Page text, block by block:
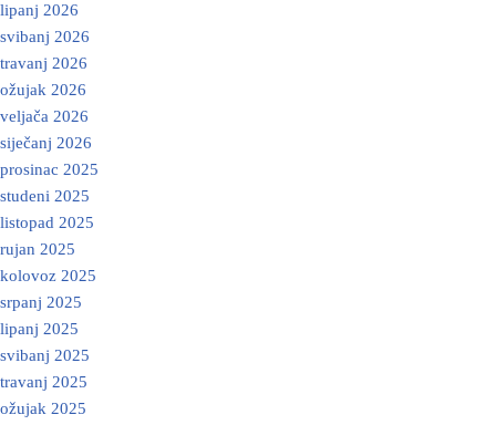
lipanj 2026
svibanj 2026
travanj 2026
ožujak 2026
veljača 2026
siječanj 2026
prosinac 2025
studeni 2025
listopad 2025
rujan 2025
kolovoz 2025
srpanj 2025
lipanj 2025
svibanj 2025
travanj 2025
ožujak 2025